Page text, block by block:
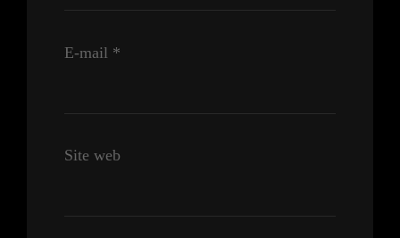
E-mail *
Site web